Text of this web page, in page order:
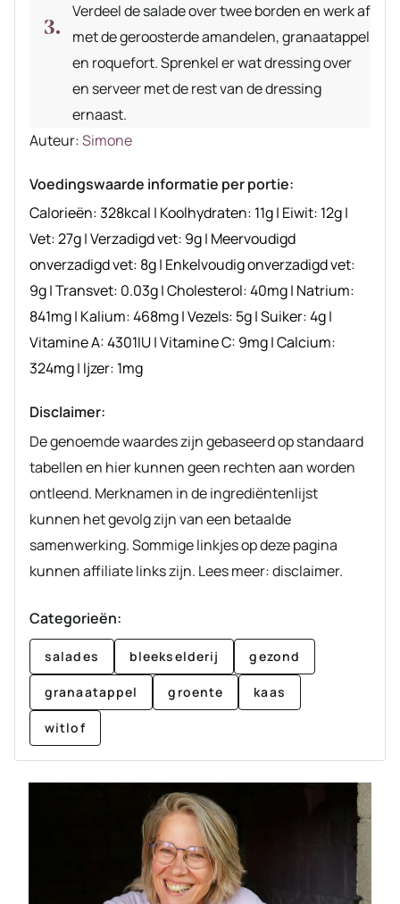
Verdeel de salade over twee borden en werk af
met de geroosterde amandelen, granaatappel
en roquefort. Sprenkel er wat dressing over
en serveer met de rest van de dressing
ernaast.
Auteur
Auteur:Simone
Voedingswaarde informatie per portie:
Calorieën:328kcal | Koolhydraten: 11g| Eiwit: 12g|
Vet:27g|Verzadigd vet: 9g| Meervoudigd
onverzadigd vet: 8g| Enkelvoudig onverzadigd vet:
9g|Transvet: 0.03g|Cholesterol:40mg| Natrium:
841mg| Kalium:468mg|Vezels: 5g|Suiker:4g|
Vitamine A:4301IU|Vitamine C: 9mg|Calcium:
324mg| Ijzer: 1mg
Disclaimer:
De genoemde waardes zijn gebaseerd op standaard
tabellen en hier kunnen geen rechten aan worden
ontleend. Merknamen in de ingrediëntenlijst
kunnen het gevolg zijn van een betaalde
samenwerking. Sommige linkjes op deze pagina
kunnen affiliate links zijn. Lees meer: disclaimer.
Categorieën:
salades bleekselderij gezond
granaatappel groente kaas
witlof